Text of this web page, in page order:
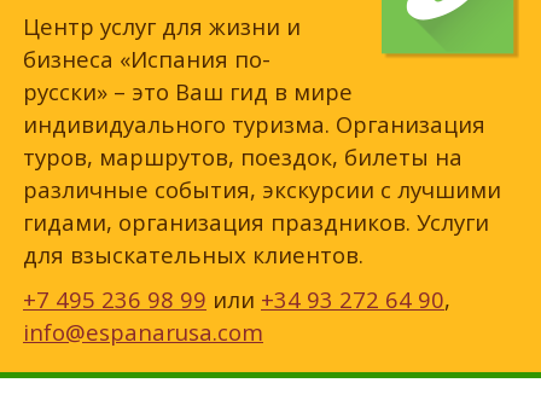
Центр услуг для жизни и
бизнеса «Испания по-
русски» – это Ваш гид в мире
индивидуального туризма. Организация
туров, маршрутов, поездок, билеты на
различные события, экскурсии с лучшими
гидами, организация праздников. Услуги
для взыскательных клиентов.
+7 495 236 98 99 или +34 93 272 64 90,
info@espanarusa.com